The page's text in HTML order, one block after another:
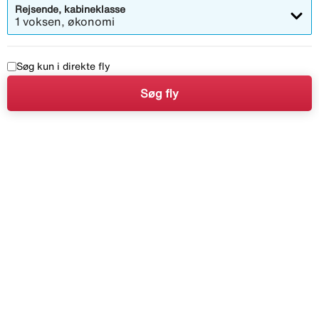
Rejsende, kabineklasse
1 voksen, økonomi
Søg kun i direkte fly
Søg fly